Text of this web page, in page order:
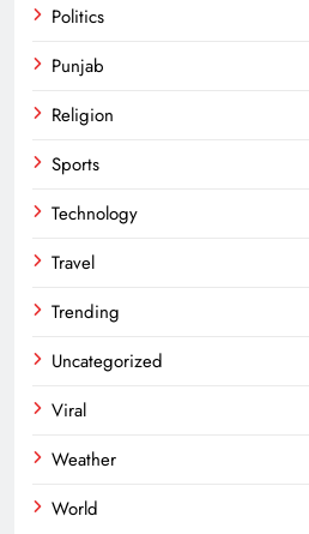
Politics
Punjab
Religion
Sports
Technology
Travel
Trending
Uncategorized
Viral
Weather
World